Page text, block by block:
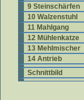
9 Steinschärfen
10 Walzenstuhl
11 Mahlgang
12 Mühlenkatze
13 Mehlmischer
14 Antrieb
Schnittbild